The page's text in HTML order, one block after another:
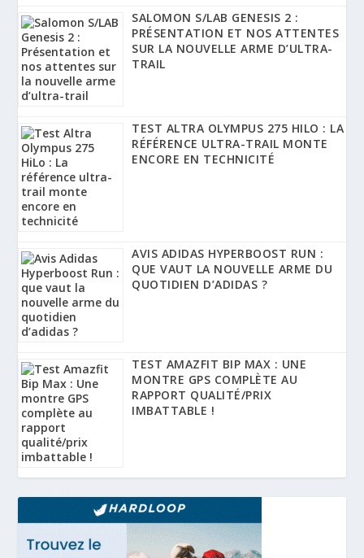
SALOMON S/LAB GENESIS 2 :
PRÉSENTATION ET NOS ATTENTES
SUR LA NOUVELLE ARME D’ULTRA-
TRAIL
TEST ALTRA OLYMPUS 275 HILO : LA
RÉFÉRENCE ULTRA-TRAIL MONTE
ENCORE EN TECHNICITÉ
AVIS ADIDAS HYPERBOOST RUN :
QUE VAUT LA NOUVELLE ARME DU
QUOTIDIEN D’ADIDAS ?
TEST AMAZFIT BIP MAX : UNE
MONTRE GPS COMPLÈTE AU
RAPPORT QUALITÉ/PRIX
IMBATTABLE !